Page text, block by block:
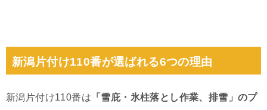
新潟片付け110番が選ばれる6つの理由
新潟片付け110番は 「雪庇・氷柱落とし作業、排雪」のプ